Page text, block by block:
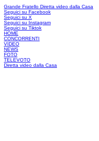
Grande Fratello Diretta video dalla Casa
Seguici su Facebook
Seguici su X
Seguici su Instagram
Seguici su Tiktok
HOME
CONCORRENTI
VIDEO
NEWS
FOTO
TELEVOTO
Diretta video dalla Casa